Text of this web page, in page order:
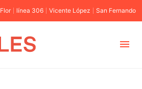
línea 306 Vicente López San Fernando